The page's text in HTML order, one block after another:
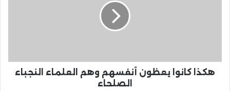
هكذا كانوا يعظون أنفسهم وهم العلماء النجباء
الصلحاء